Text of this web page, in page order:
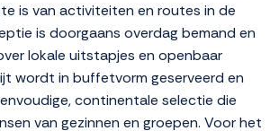
is van activiteiten en routes in de
is doorgaans overdag bemand en
lokale uitstapjes en openbaar
wordt in buffetvorm geserveerd en
continentale selectie die
van gezinnen en groepen. Voor het